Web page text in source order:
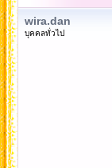
wira.dan
บุคคลทั่วไป